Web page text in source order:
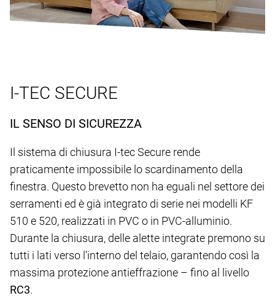
I-TEC SECURE
IL SENSO DI SICUREZZA
Il sistema di chiusura I-tec Secure rende
praticamente impossibile lo scardinamento della
finestra. Questo brevetto non ha eguali nel settore dei
serramenti ed è già integrato di serie nei modelli KF
510 e 520, realizzati in PVC o in PVC-alluminio.
Durante la chiusura, delle alette integrate premono su
tutti i lati verso l’interno del telaio, garantendo così la
massima protezione antieffrazione – fino al livello
RC3.